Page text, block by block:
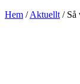
Hem /Aktuellt / Så